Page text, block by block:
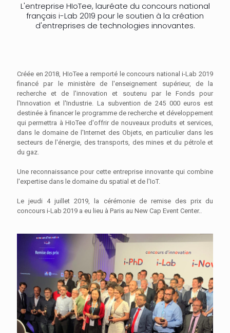
L'entreprise HIoTee, lauréate du concours national
français i-Lab 2019 pour le soutien à la création
d'entreprises de technologies innovantes.
Créée en 2018, HIoTee a remporté le concours national i-Lab 2019
financé par le ministère de l'enseignement supérieur, de la
recherche et de l'innovation et soutenu par le Fonds pour
l'Innovation et l'Industrie. La subvention de 245 000 euros est
destinée à financer le programme de recherche et développement
qui permettra à HIoTee d'offrir de nouveaux produits et services,
dans le domaine de l'Internet des Objets, en particulier dans les
secteurs de l'énergie, des transports, des mines et du pétrole et
du gaz.
Une reconnaissance pour cette entreprise innovante qui combine
l'expertise dans le domaine du spatial et de l'IoT.
Le jeudi 4 juillet 2019, la cérémonie de remise des prix du
concours i-Lab 2019 a eu lieu à Paris au New Cap Event Center..